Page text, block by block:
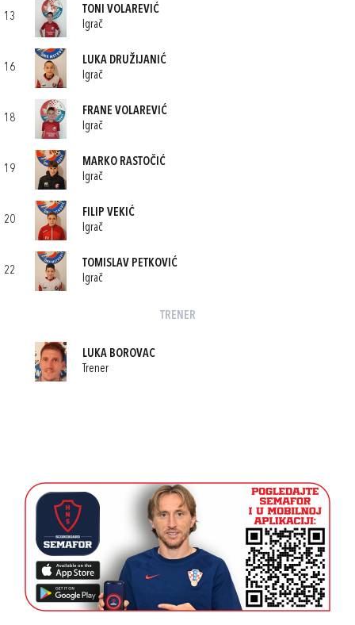
13
TONI VOLAREVIĆ
Igrač
16
LUKA DRUŽIJANIĆ
Igrač
18
FRANE VOLAREVIĆ
Igrač
19
MARKO RASTOČIĆ
Igrač
20
FILIP VEKIĆ
Igrač
22
TOMISLAV PETKOVIĆ
Igrač
TRENER
LUKA BOROVAC
Trener